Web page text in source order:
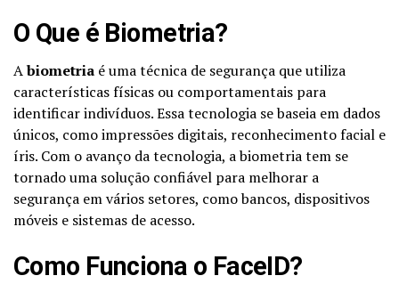
O Que é Biometria?
Abiometria é uma técnica de segurança que utiliza
características físicas ou comportamentais para
identificar indivíduos. Essa tecnologia se baseia em dados
únicos, como impressões digitais, reconhecimento facial e
íris. Com o avanço da tecnologia, a biometria tem se
tornado uma solução confiável para melhorar a
segurança em vários setores, como bancos, dispositivos
móveis e sistemas de acesso.
Como Funciona o FaceID?